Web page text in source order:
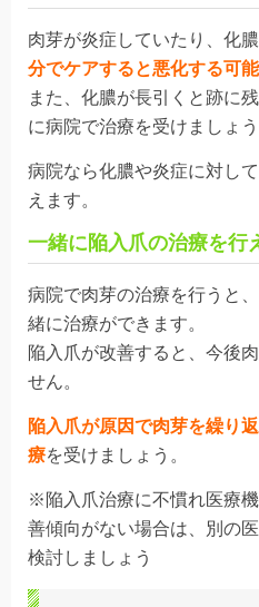
肉芽が炎症していたり、化
分でケアすると悪化する可
また、化膿が長引くと跡に
に病院で治療を受けましょう
病院なら化膿や炎症に対し
えます。
一緒に陥入爪の治療を行
病院で肉芽の治療を行うと
緒に治療ができます。
陥入爪が改善すると、 今後
せん。
陥入爪が原因で肉芽を繰り
療を受けましょう。
※陥入爪治療に不慣れ医療
善傾向がない場合は、別の
検討しましょう